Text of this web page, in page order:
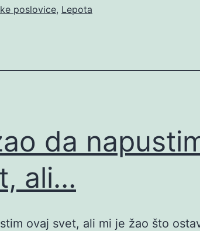
poslovice, Lepota
da
ali…
ovaj svet, ali mi je žao što